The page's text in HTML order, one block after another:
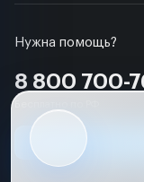
Нужна помощь?
8 800 700-